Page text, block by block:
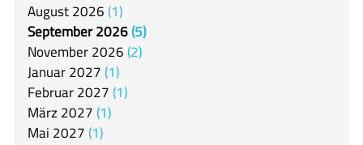
Arbeitsgemeinschaften
Mensa
Unsere Schulgemeinschaft
Kontakt
August2026 1
September2026 5
November2026 2
Januar2027 1
Februar2027 1
März 2027 1
Mai 2027 1